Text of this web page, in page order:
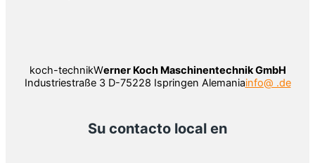
koch-technikWerner Koch Maschinentechnik GmbH
Industriestraße 3 D-75228 Ispringen Alemaniainfo@ .de
Su contacto local en